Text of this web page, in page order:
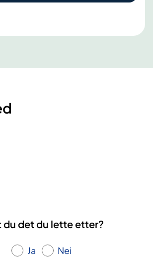
du det du lette etter?
Ja Nei